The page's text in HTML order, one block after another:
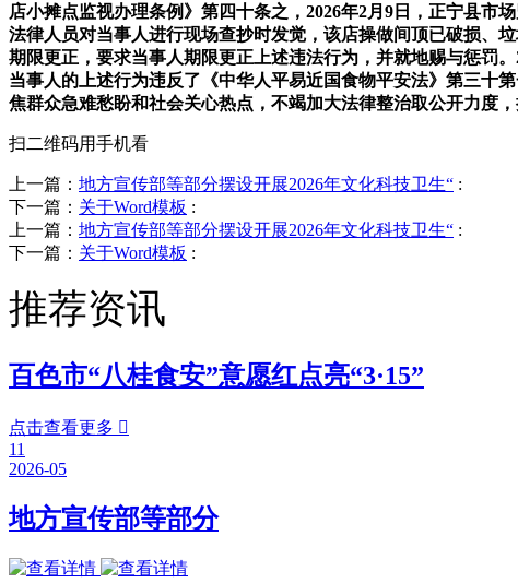
店小摊点监视办理条例》第四十条之，2026年2月9日，正宁县市
法律人员对当事人进行现场查抄时发觉，该店操做间顶已破损、
期限更正，要求当事人期限更正上述违法行为，并就地赐与惩罚
当事人的上述行为违反了《中华人平易近国食物平安法》第三十
焦群众急难愁盼和社会关心热点，不竭加大法律整治取公开力度
扫二维码用手机看
上一篇： 地方宣传部等部分摆设开展2026年文化科技卫生“ :
下一篇： 关于Word模板 :
上一篇： 地方宣传部等部分摆设开展2026年文化科技卫生“ :
下一篇： 关于Word模板 :
推荐资讯
百色市“八桂食安”意愿红点亮“3·15”
点击查看更多 
11
2026-05
地方宣传部等部分